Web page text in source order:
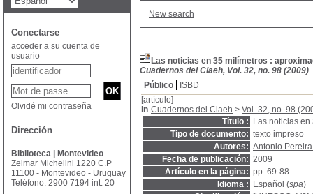
New search
Las noticias en 35 milímetros :
Cuadernos del Claeh, Vol. 32, no. 98 (2009)
Público
ISBD
[artículo]
in Cuadernos del Claeh > Vol. 32, no. 98
Título :
Las noticias
Tipo de documento: texto impreso
Autores: Antonio
Fecha de publicación: 2009
Artículo en la página: pp. 69-88
Idioma :
Español (spa)
Conectarse
acceder a su cuenta de
usuario
Olvidé mi contraseña
Dirección
Biblioteca | Montevideo
Zelmar Michelini 1220 C.P
11100 - Montevideo - Uruguay
Teléfono: 2900 7194 int. 20